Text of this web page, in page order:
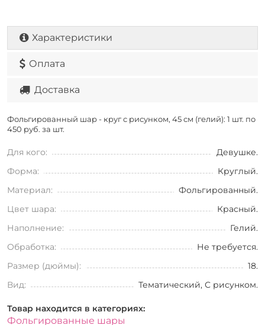
Характеристики
Оплата
Доставка
Фольгированный шар - круг с рисунком, 45 см (гелий): 1 шт. по
450 руб. за шт.
Для кого:
Девушке.
Форма:
Круглый.
Материал:
Фольгированный.
Цвет шара:
Красный.
Наполнение:
Гелий.
Обработка:
Не требуется.
Размер (дюймы):
18.
Вид:
Тематический, С рисунком.
Товар находится в категориях:
Фольгированные шары